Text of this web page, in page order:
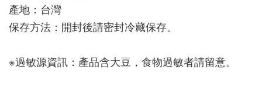
產地：台灣
保存方法：開封後請密封冷藏保存。
※過敏源資訊：產品含大豆，食物過敏者請留意。